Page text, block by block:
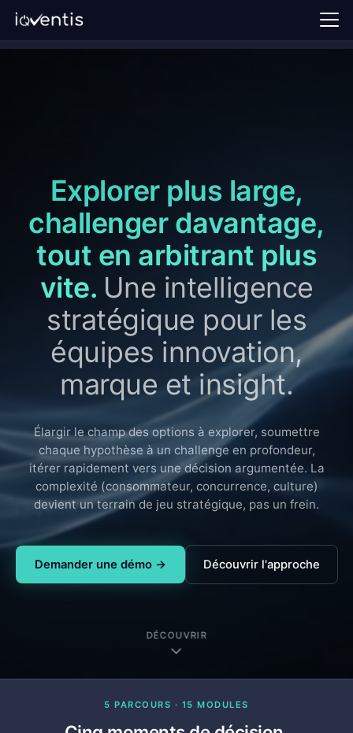
Demander une démo →
Se connecter
FR
Explorer plus large,
challenger davantage,
tout en arbitrant plus
vite. Une intelligence
stratégique pour les
équipes innovation,
marque et insight.
Élargir le champ des options à explorer, soumettre
chaque hypothèse à un challenge en profondeur,
itérer rapidement vers une décision argumentée. La
complexité (consommateur, concurrence, culture)
devient un terrain de jeu stratégique, pas un frein.
Demander une démo → Découvrir l'approche
DÉCOUVRIR
5 PARCOURS · 15 MODULES